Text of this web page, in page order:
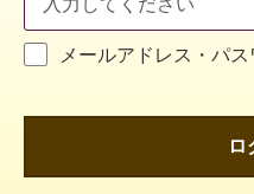
メールアドレス・パ
ロ